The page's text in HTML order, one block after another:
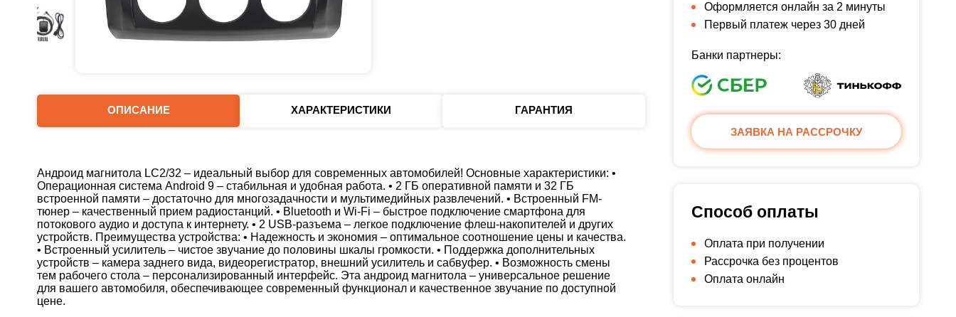
ОПИСАНИЕ ХАРАКТЕРИСТИКИ ГАРАНТИЯ
Андроид магнитола LC2/32 – идеальный выбор для современных автомобилей! Основные характеристики: •
Операционная система Android 9 – стабильная и удобная работа. • 2 ГБ оперативной памяти и 32 ГБ
встроенной памяти – достаточно для многозадачности и мультимедийных развлечений. • Встроенный FM-
тюнер – качественный прием радиостанций. • Bluetooth и Wi-Fi – быстрое подключение смартфона для
потокового аудио и доступа к интернету. • 2 USB-разъема – легкое подключение флеш-накопителей и других
устройств. Преимущества устройства: • Надежность и экономия – оптимальное соотношение цены и качества.
• Встроенный усилитель – чистое звучание до половины шкалы громкости. • Поддержка дополнительных
устройств – камера заднего вида, видеорегистратор, внешний усилитель и сабвуфер. • Возможность смены
тем рабочего стола – персонализированный интерфейс. Эта андроид магнитола – универсальное решение
для вашего автомобиля, обеспечивающее современный функционал и качественное звучание по доступной
цене.
Оформляется онлайн за 2 минуты
Первый платеж через 30 дней
Банки партнеры:
ЗАЯВКА НА РАССРОЧКУ
Способ оплаты
Оплата при получении
Рассрочка без процентов
Оплата онлайн